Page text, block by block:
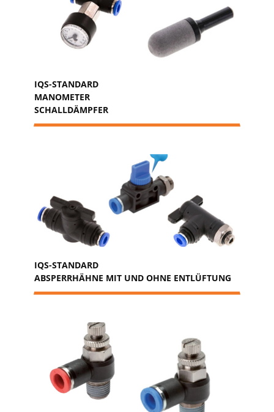
IQS-STANDARD
MANOMETER
SCHALLDÄMPFER
IQS-STANDARD
ABSPERRHÄHNE MIT UND OHNE ENTLÜFTUNG